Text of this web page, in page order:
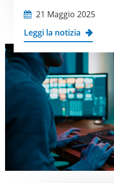
21 Maggio 2025
Leggi la notizia